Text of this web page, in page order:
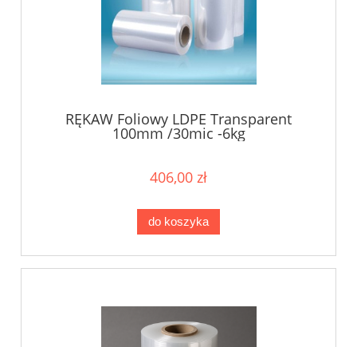
RĘKAW Foliowy LDPE Transparent
100mm /30mic -6kg
406,00 zł
do koszyka